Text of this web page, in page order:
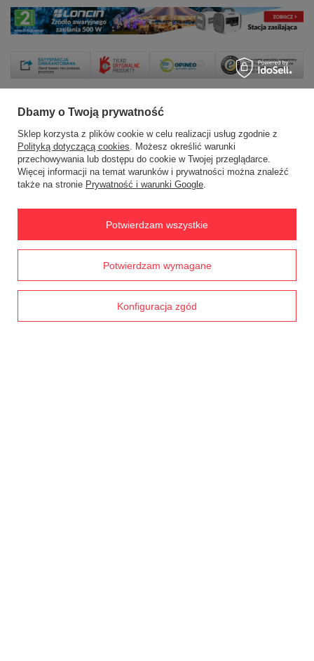
Zamówienia
Status zamówienia
Śledzenie przesyłki
Chcę zareklamować produkt
Chcę zwrócić produkt
Kontakt
Dbamy o Twoją prywatność
Sklep korzysta z plików cookie w celu realizacji usług zgodnie z
Polityką dotyczącą cookies. Możesz określić warunki
przechowywania lub dostępu do cookie w Twojej przeglądarce.
Więcej informacji na temat warunków i prywatności można znaleźć
także na stronie Prywatność i warunki Google.
Potwierdzam wymagane
Konfiguracja zgód
Potwierdzam wszystkie